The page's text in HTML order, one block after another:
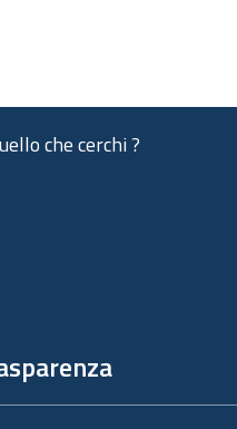
che cerchi ?